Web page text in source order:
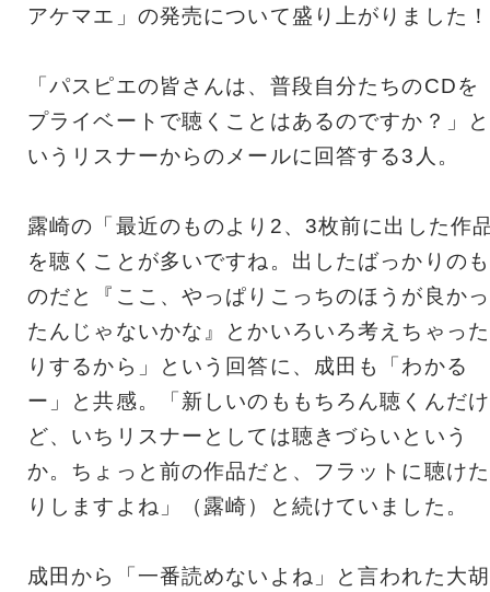
アケマエ」 の発売について盛り上がりました！
「パスピエの皆さんは、 普段自分たちのCDを
プライベートで聴くことはあるのですか？」
と
いうリスナーからのメールに回答する3人。
露崎の「最近のものより2、 3枚前に出した作
を聴くことが多いですね。 出したばっかりのも
のだと『ここ、 やっぱりこっちのほうが良かっ
たんじゃないかな』
とかいろいろ考えちゃった
りするから」という回答に、成田も「 わかる
ー」と共感。「新しいのももちろん聴くんだけ
ど、 いちリスナーとしては聴きづらいという
か。 ちょっと前の作品だと、フラットに聴けた
りしますよね」（露崎）
と続けていました。
成田から「一番読めないよね」と言われた大胡